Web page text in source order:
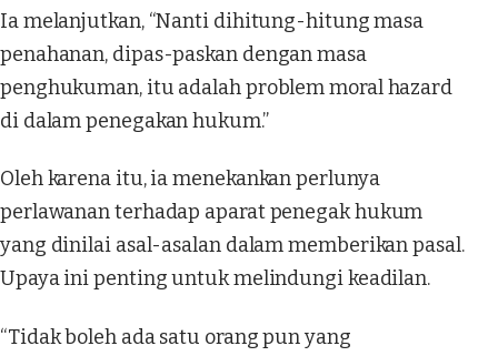
Ia melanjutkan, “Nanti dihitung-hitung masa
penahanan, dipas-paskan dengan masa
penghukuman, itu adalah problem moral hazard
di dalam penegakan hukum.”
Oleh karena itu, ia menekankan perlunya
perlawanan terhadap aparat penegak hukum
yang dinilai asal-asalan dalam memberikan pasal.
Upaya ini penting untuk melindungi keadilan.
“Tidak boleh ada satu orang pun yang